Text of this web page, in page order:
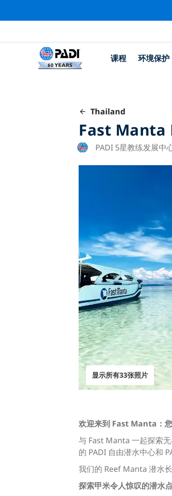
课程 环境保护
Thailand
Fast
PADI 5星教练发展中
显示所有33张照片
欢迎来到 Fast Manta：
与 Fast Manta 一起探索
的 PADI 自由潜水中心和
我们的 Reef Manta 潜水
探索甲米令人惊叹的潜